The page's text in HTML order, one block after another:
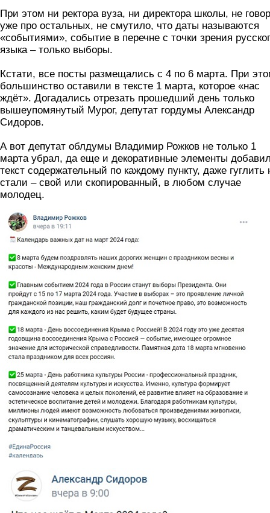
При этом ни ректора вуза, ни директора школы, не
уже про остальных, не смутило, что даты называются
«событиями», событие в перечне с точки зрения
языка – только выборы.
Кстати, все посты размещались с 4 по 6 марта. При
большинство оставили в тексте 1 марта, которое «нас
ждёт». Догадались отрезать прошедший день только
вышеупомянутый Мурог, депутат гордумы Александр
Сидоров.
А вот депутат облдумы Владимир Рожков не только 1
марта убрал, да еще и декоративные элементы
текст содержательный по каждому пункту, даже гуглить
стали – свой или скопированный, в любом случае
молодец.
rozhkov.jpg
sidorov.jpg